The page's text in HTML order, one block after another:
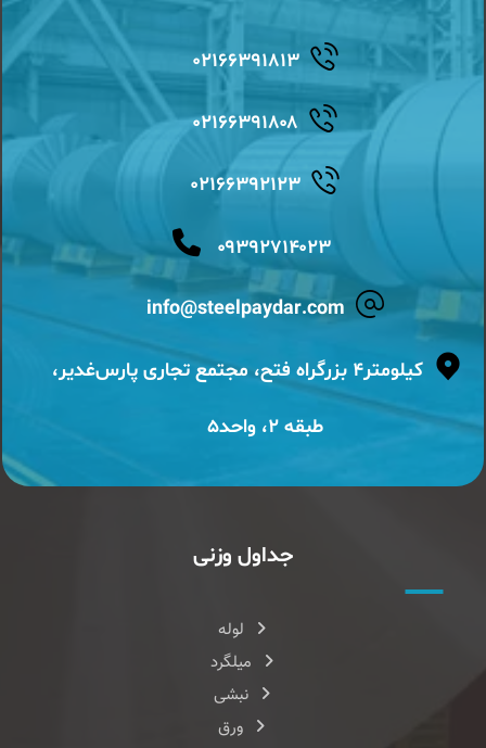
۰۲۱۶۶۳۹۱۸۱۳
۰۲۱۶۶۳۹۱۸۰۸
۰۲۱۶۶۳۹۲۱۲۳
۰۹۳۹۲۷۱۴۰۲۳
info@steelpaydar.com
کیلومتر۴ بزرگراه فتح، مجتمع تجاری پارس‌غدیر،
طبقه ۲، واحد۵
جداول وزنی
لوله
میلگرد
نبشی
ورق